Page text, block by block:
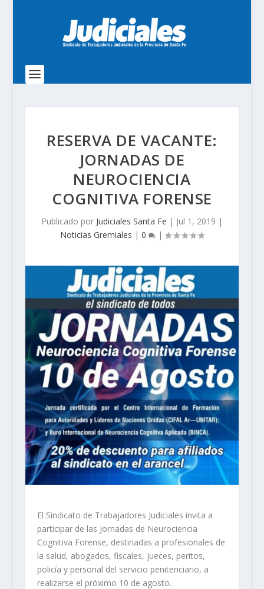
RESERVA DE VACANTE:
JORNADAS DE
NEUROCIENCIA
COGNITIVA FORENSE
Publicado por Judiciales Santa Fe | Jul 1, 2019 |
Noticias Gremiales | 0 |
El Sindicato de Trabajadores Judiciales invita a
participar de las Jornadas de Neurociencia
Cognitiva Forense, destinadas a profesionales de
la salud, abogados, fiscales, jueces, peritos,
policía y personal del servicio penitenciario, a
realizarse el próximo 10 de agosto.